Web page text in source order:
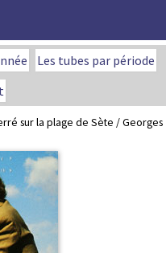
Les tubes par période
sur la plage de Sète / Georges